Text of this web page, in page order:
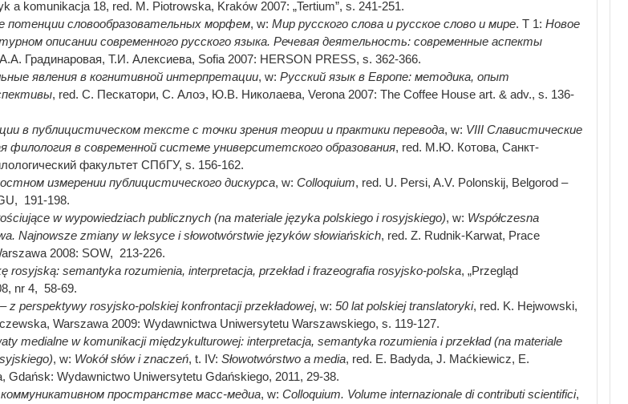
a komunikacja 18, red. M. Piotrowska, Kraków 2007: „Tertium”, s. 241-251.
потенции словообразовательных морфем, w: Мир русского слова и русское слово и мире. Т 1: Новое
описании современного русского языка. Речевая деятельность: современные аспекты
Градинаровая, Т.И. Алексиева, Sofia 2007: HERSON PRESS, s. 362-366.
явления в когнитивной интерпретации, w: Русский язык в Европе: методика, опыт
, red. С. Пескатори, С. Алоэ, Ю.В. Николаева, Verona 2007: The Coffee House art. & adv., s. 136-
в публицистическом тексте с точки зрения теории и практики перевода, w: VIIIСлавистические
филология в современной системе университетского образования, red. М.Ю. Котова, Санкт-
факультет СПбГУ, s. 156-162.
измерении публицистического дискурса, w: Colloquium, red. U. Persi, A.V. Polonskij, Belgorod –
191-198.
w wypowiedziach publicznych (na materiale języka polskiego i rosyjskiego), w: Współczesna
Najnowsze zmiany w leksyce i słowotwórstwie języków słowiańskich, red. Z. Rudnik-Karwat, Prace
2008: SOW, 213-226.
rosyjską: semantyka rozumienia, interpretacja, przekład i frazeografia rosyjsko-polska, „Przegląd
nr 4, 58-69.
z perspektywy rosyjsko-polskiej konfrontacji przekładowej, w: 50 lat polskiej translatoryki, red. K. Hejwowski,
Warszawa 2009: Wydawnictwa Uniwersytetu Warszawskiego, s. 119-127.
medialne w komunikacji międzykulturowej: interpretacja, semantyka rozumienia i przekład (na materiale
, w: Wokół słów i znaczeń, t. IV: Słowotwórstwo a media, red. E. Badyda, J. Maćkiewicz, E.
Gdańsk: Wydawnictwo Uniwersytetu Gdańskiego, 2011, 29-38.
пространстве масс-медиа, w: Colloquium. Volume internazionale di contributi scientifici,